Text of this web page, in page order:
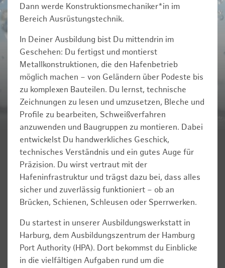
Dann werde Konstruktionsmechaniker*in im
Bereich Ausrüstungstechnik.
In Deiner Ausbildung bist Du mittendrin im
Geschehen: Du fertigst und montierst
Metallkonstruktionen, die den Hafenbetrieb
möglich machen – von Geländern über Podeste bis
zu komplexen Bauteilen. Du lernst, technische
Zeichnungen zu lesen und umzusetzen, Bleche und
Profile zu bearbeiten, Schweißverfahren
anzuwenden und Baugruppen zu montieren. Dabei
entwickelst Du handwerkliches Geschick,
technisches Verständnis und ein gutes Auge für
Präzision. Du wirst vertraut mit der
Hafeninfrastruktur und trägst dazu bei, dass alles
sicher und zuverlässig funktioniert – ob an
Brücken, Schienen, Schleusen oder Sperrwerken.
Du startest in unserer Ausbildungswerkstatt in
Harburg, dem Ausbildungszentrum der Hamburg
Port Authority (HPA). Dort bekommst du Einblicke
in die vielfältigen Aufgaben rund um die